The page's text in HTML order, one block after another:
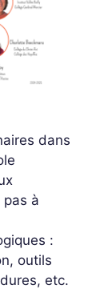
dans
pas à
:
outils
etc.